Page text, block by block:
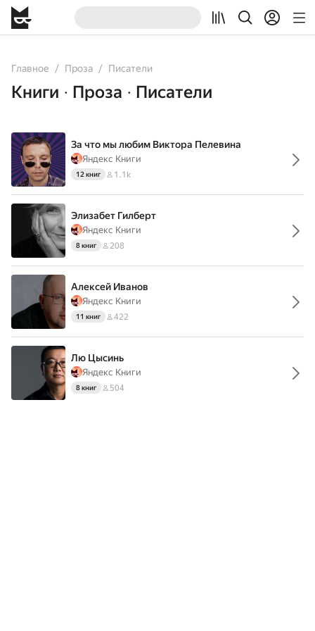
Главное Проза Писатели
Книги • Проза • Писатели
За что мы любим Виктора Пелевина
Яндекс Книги
12 книг 1.1k
Элизабет Гилберт
Яндекс Книги
8 книг 208
Алексей Иванов
Яндекс Книги
11 книг 422
Лю Цысинь
Яндекс Книги
8 книг 504